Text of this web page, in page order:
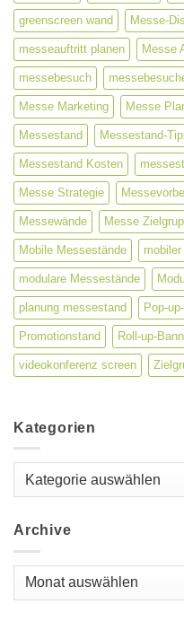
greenscreen wand Messe-
messeauftritt planen Messe
messebesuch
Messe Marketing Messe
Messestand Messestand-
Messestand Kosten
Messe Strategie
Messewände Messe
Mobile Messestände
modulare Messestände
planung messestand Pop-
Promotionstand Roll-up-
videokonferenz screen
Kategorien
Kategorien
Archive
Archive